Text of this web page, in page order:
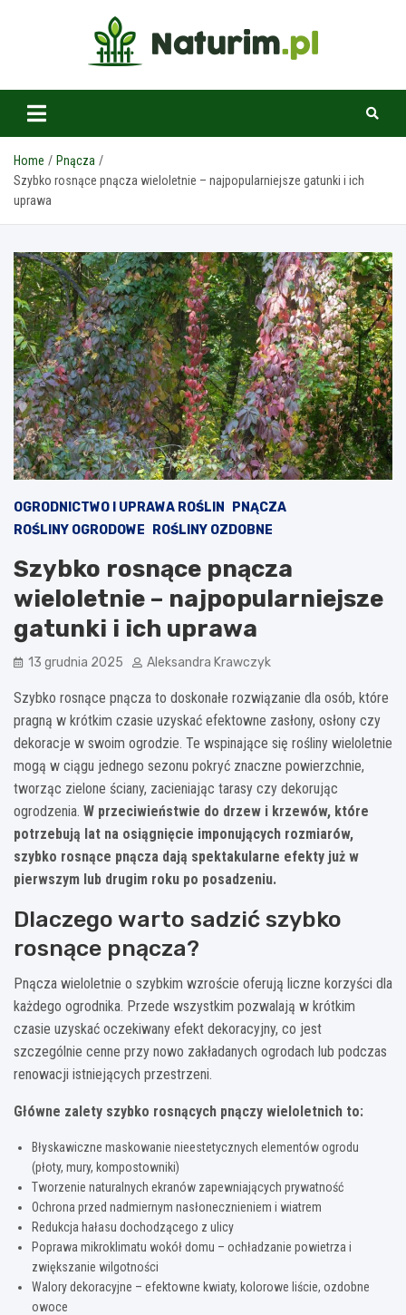
www.naturim.pl
Home
Pnącza
Szybko rosnące pnącza wieloletnie – najpopularniejsze gatunki i ich
uprawa
OGRODNICTWO I UPRAWA ROŚLIN
PNĄCZA
ROŚLINY OGRODOWE
ROŚLINY OZDOBNE
Szybko rosnące pnącza
wieloletnie – najpopularniejsze
gatunki i ich uprawa
13 grudnia 2025 Aleksandra Krawczyk
Szybko rosnące pnącza to doskonałe rozwiązanie dla osób, które
pragną w krótkim czasie uzyskać efektowne zasłony, osłony czy
dekoracje w swoim ogrodzie. Te wspinające się rośliny wieloletnie
mogą w ciągu jednego sezonu pokryć znaczne powierzchnie,
tworząc zielone ściany, zacieniając tarasy czy dekorując
ogrodzenia. W przeciwieństwie do drzew i krzewów, które
potrzebują lat na osiągnięcie imponujących rozmiarów,
szybko rosnące pnącza dają spektakularne efekty już w
pierwszym lub drugim roku po posadzeniu.
Dlaczego warto sadzić szybko
rosnące pnącza?
Pnącza wieloletnie o szybkim wzroście oferują liczne korzyści dla
każdego ogrodnika. Przede wszystkim pozwalają w krótkim
czasie uzyskać oczekiwany efekt dekoracyjny, co jest
szczególnie cenne przy nowo zakładanych ogrodach lub podczas
renowacji istniejących przestrzeni.
Główne zalety szybko rosnących pnączy wieloletnich to:
Błyskawiczne maskowanie nieestetycznych elementów ogrodu
(płoty, mury, kompostowniki)
Tworzenie naturalnych ekranów zapewniających prywatność
Ochrona przed nadmiernym nasłonecznieniem i wiatrem
Redukcja hałasu dochodzącego z ulicy
Poprawa mikroklimatu wokół domu – ochładzanie powietrza i
zwiększanie wilgotności
Walory dekoracyjne – efektowne kwiaty, kolorowe liście, ozdobne
owoce